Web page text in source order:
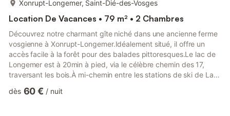
Xonrupt-Longemer, Saint-Dié-des-Vosges
Location De Vacances • 79 m² • 2 Chambres
Découvrez notre charmant gîte niché dans une ancienne ferme
vosgienne à Xonrupt-Longemer.Idéalement situé, il offre un
accès facile à la forêt pour des balades pittoresques.Le lac de
Longemer est à 20min à pied, via le célèbre chemin des 17,
traversant les bois.À mi-chemin entre les stations de ski de La
en voiture.Commerces de proximité dans le village. Parfait pour
dès 60 € / nuit